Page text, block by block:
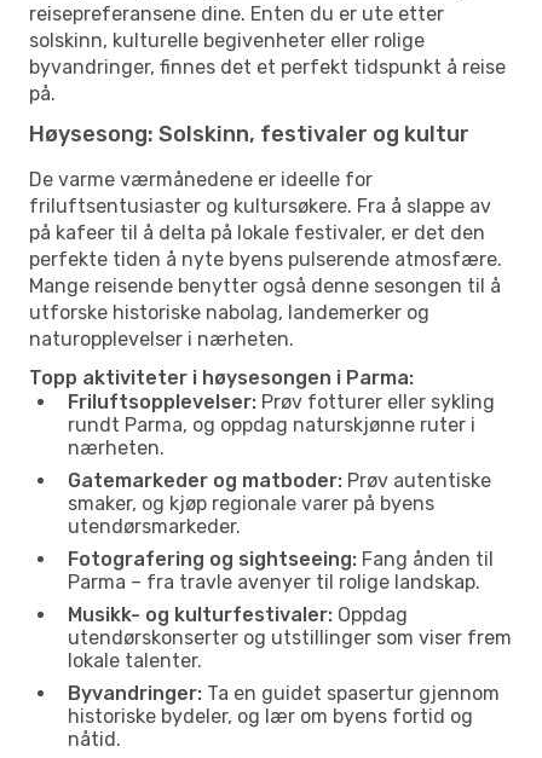
reisepreferansene dine. Enten du er ute etter
solskinn, kulturelle begivenheter eller rolige
byvandringer, finnes det et perfekt tidspunkt å reise
på.
Høysesong: Solskinn, festivaler og kultur
De varme værmånedene er ideelle for
friluftsentusiaster og kultursøkere. Fra å slappe av
på kafeer til å delta på lokale festivaler, er det den
perfekte tiden å nyte byens pulserende atmosfære.
Mange reisende benytter også denne sesongen til å
utforske historiske nabolag, landemerker og
naturopplevelser i nærheten.
Topp aktiviteter i høysesongen i Parma:
Friluftsopplevelser: Prøv fotturer eller sykling
rundt Parma, og oppdag naturskjønne ruter i
nærheten.
Gatemarkeder og matboder: Prøv autentiske
smaker, og kjøp regionale varer på byens
utendørsmarkeder.
Fotografering og sightseeing: Fang ånden til
Parma – fra travle avenyer til rolige landskap.
Musikk- og kulturfestivaler: Oppdag
utendørskonserter og utstillinger som viser frem
lokale talenter.
Byvandringer: Ta en guidet spasertur gjennom
historiske bydeler, og lær om byens fortid og
nåtid.